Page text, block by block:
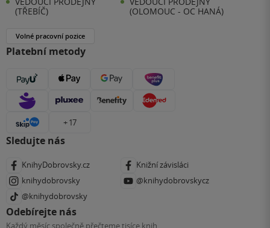
(TŘEBÍČ)
(OLOMOUC - OC HANÁ)
Volné pracovní pozice
Platební metody
+ 17
Sledujte nás
KnihyDobrovsky.cz
Knižní závisláci
knihydobrovsky
@knihydobrovskycz
@knihydobrovsky
Odebírejte nás
Každý měsíc společně přečteme tisíce knih